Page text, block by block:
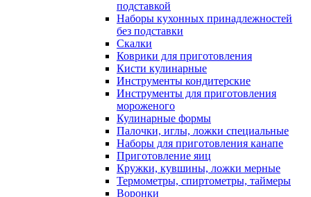
подставкой
Наборы кухонных принадлежностей
без подставки
Скалки
Коврики для приготовления
Кисти кулинарные
Инструменты кондитерские
Инструменты для приготовления
мороженого
Кулинарные формы
Палочки, иглы, ложки специальные
Наборы для приготовления канапе
Приготовление яиц
Кружки, кувшины, ложки мерные
Термометры, спиртометры, таймеры
Воронки